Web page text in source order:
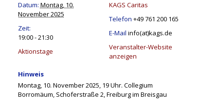
Datum: Montag, 10.
November 2025
Zeit:
19:00 - 21:30
Aktionstage
KAGS Caritas
Telefon +49 761 200 165
E-Mail info(at)kags.de
Veranstalter-Website
anzeigen
Hinweis
Montag, 10. November 2025, 19 Uhr. Collegium
Borromäum, Schoferstraße 2, Freiburg im Breisgau